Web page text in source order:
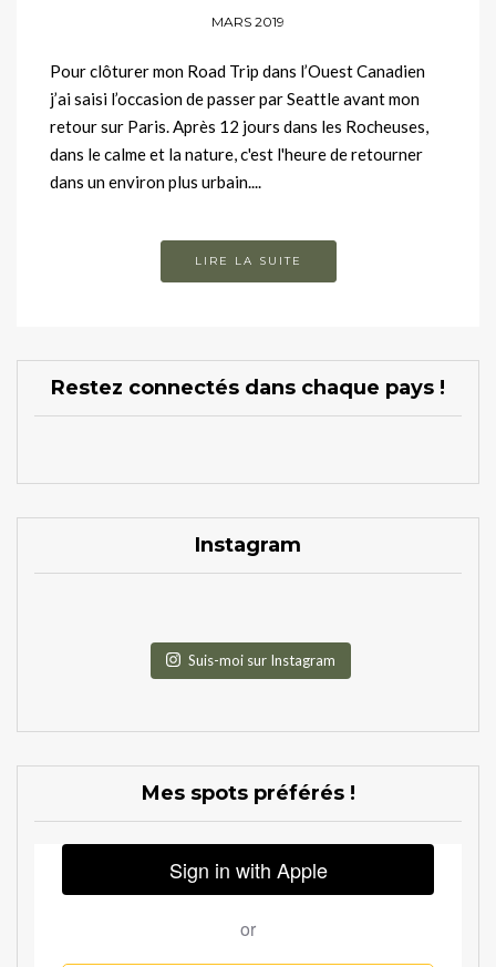
MARS 2019
Pour clôturer mon Road Trip dans l’Ouest Canadien
j’ai saisi l’occasion de passer par Seattle avant mon
retour sur Paris. Après 12 jours dans les Rocheuses,
dans le calme et la nature, c'est l'heure de retourner
dans un environ plus urbain....
LIRE LA SUITE
Restez connectés dans chaque pays !
Instagram
Suis-moi sur Instagram
Mes spots préférés !